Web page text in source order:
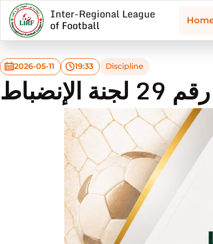
Inter-Regional League
of Football
2026-05-11 19:33 Discipline